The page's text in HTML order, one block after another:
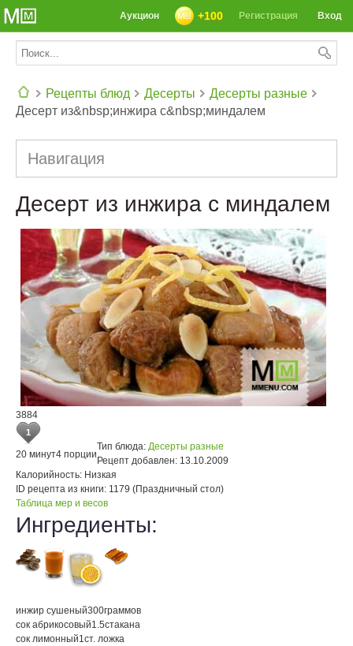
Вход
Регистрация
+100
Аукцион
Рецепты блюд Десерты
Десерты разные
Десерт из&nbsp;инжира с&nbsp;миндалем
Навигация
Десерт из инжира с миндалем
3884
1
20 минут4 порции
Тип блюда: Десерты разные
Рецепт добавлен: 13.10.2009
Калорийность: Низкая
ID рецепта из книги: 1179 (Праздничный стол)
Таблица мер и весов
Ингредиенты:
инжир сушеный300граммов
сок абрикосовый1.5стакана
сок лимонный1 ст. ложка